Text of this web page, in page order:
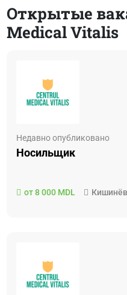
Открытые
Medical Vitalis
Недавно опубликовано
Hосильщик
от 8 000 MDL Кишинёв